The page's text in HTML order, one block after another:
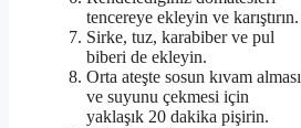
tencereye ekleyin ve karıştırın.
Sirke, tuz, karabiber ve pul
biberi de ekleyin.
Orta ateşte sosun kıvam alması
ve suyunu çekmesi için
yaklaşık 20 dakika pişirin.